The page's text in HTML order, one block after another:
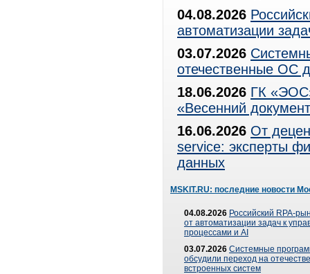
04.08.2026
автоматизации
03.07.2026
отечественные ОС
18.06.2026 ГК
«Весенний
16.06.2026 От
service: эксперты
данных
MSKIT.RU: последние новости
04.08.2026 Российский RPA-
от автоматизации задач к
процессами и AI
03.07.2026 Системные
обсудили переход на
встроенных систем